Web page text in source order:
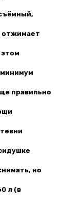
отжимает
минимум
правильно
но
л (в